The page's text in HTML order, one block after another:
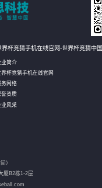
界杯竞猜手机在线官网-世界杯竞猜中国
业简介
界杯竞猜手机在线官网
务网络
誉资质
业风采
）
厦B2栋1-2层